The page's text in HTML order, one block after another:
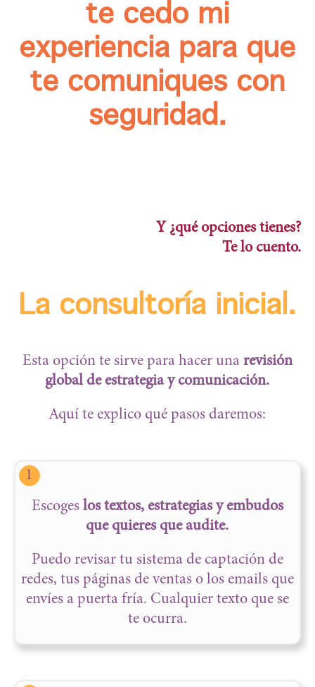
te cedo mi
experiencia para que
te comuniques con
seguridad.
Y ¿qué opciones tienes?
Te lo cuento.
La consultoría inicial.
Esta opción te sirve para hacer una revisión
global de estrategia y comunicación.
Aquí te explico qué pasos daremos:
1
Escoges los textos, estrategias y embudos
que quieres que audite.
Puedo revisar tu sistema de captación de
redes, tus páginas de ventas o los emails que
envíes a puerta fría. Cualquier texto que se
te ocurra.